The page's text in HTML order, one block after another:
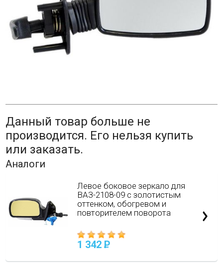
Данный товар больше не
производится. Его нельзя купить
или заказать.
Аналоги
Левое боковое зеркало для
ВАЗ-2108-09 с золотистым
оттенком, обогревом и
повторителем поворота
1 342 P